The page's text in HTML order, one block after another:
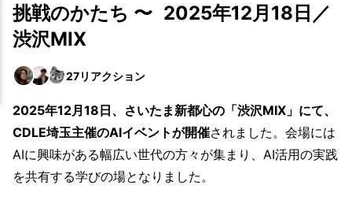
挑戦のかたち 〜 2025年12月18日／
渋沢MIX
27リアクション
2025年12月18日、さいたま新都心の「渋沢MIX」にて、
CDLE埼玉主催のAIイベントが開催されました。会場には
AIに興味がある幅広い世代の方々が集まり、AI活用の実践
を共有する学びの場となりました。